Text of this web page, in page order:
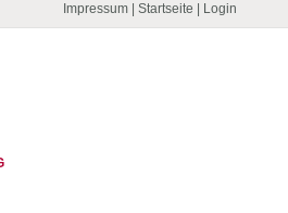
Impressum Startseite Login